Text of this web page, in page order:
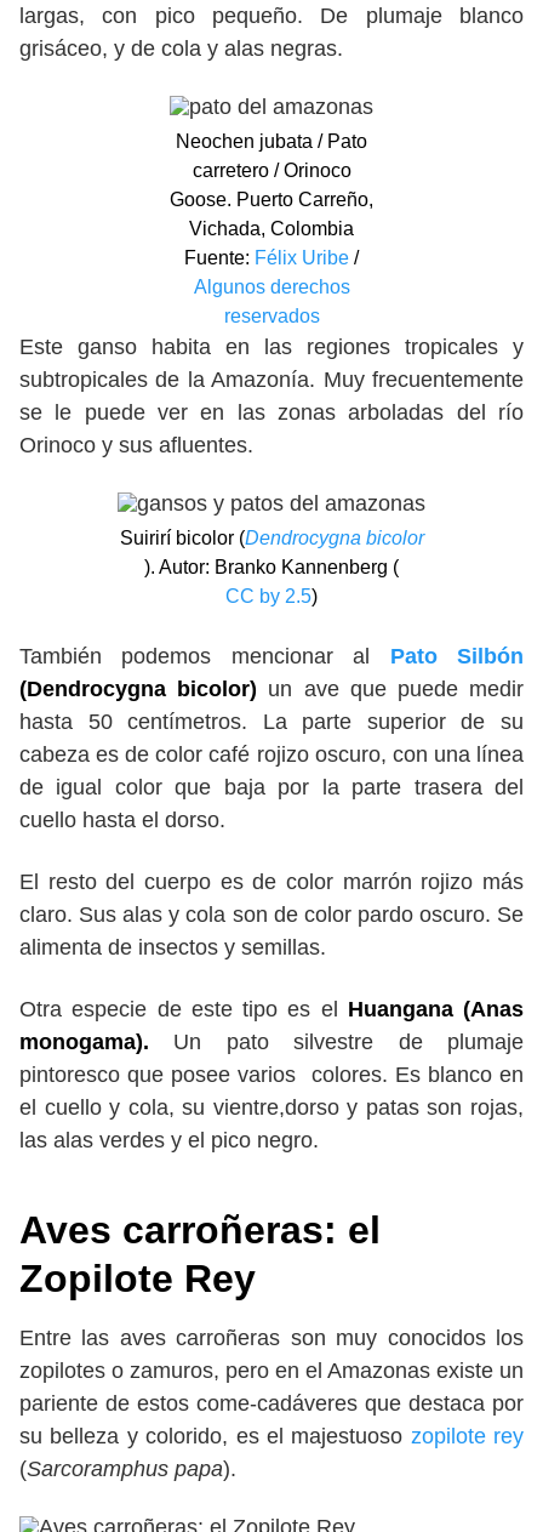
largas, con pico pequeño. De plumaje blanco
grisáceo, y de cola y alas negras.
Neochen jubata / Pato
carretero / Orinoco
Goose. Puerto Carreño,
Vichada, Colombia
Fuente: Félix Uribe /
Algunos derechos
reservados
Este ganso habita en las regiones tropicales y
subtropicales de la Amazonía. Muy frecuentemente
se le puede ver en las zonas arboladas del río
Orinoco y sus afluentes.
Suirirí bicolor (Dendrocygna bicolor
). Autor: Branko Kannenberg (
CC by 2.5)
También podemos mencionar al Pato Silbón
(Dendrocygna bicolor) un ave que puede medir
hasta 50 centímetros. La parte superior de su
cabeza es de color café rojizo oscuro, con una línea
de igual color que baja por la parte trasera del
cuello hasta el dorso.
El resto del cuerpo es de color marrón rojizo más
claro. Sus alas y cola son de color pardo oscuro. Se
alimenta de insectos y semillas.
Otra especie de este tipo es el Huangana (Anas
monogama). Un pato silvestre de plumaje
pintoresco que posee varios colores. Es blanco en
el cuello y cola, su vientre,dorso y patas son rojas,
las alas verdes y el pico negro.
Aves carroñeras: el
Zopilote Rey
Entre las aves carroñeras son muy conocidos los
zopilotes o zamuros, pero en el Amazonas existe un
pariente de estos come-cadáveres que destaca por
su belleza y colorido, es el majestuoso zopilote rey
(Sarcoramphus papa).